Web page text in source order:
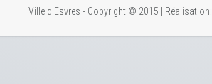
Ville d'Esvres - Copyright © 2015 | Réalisation: